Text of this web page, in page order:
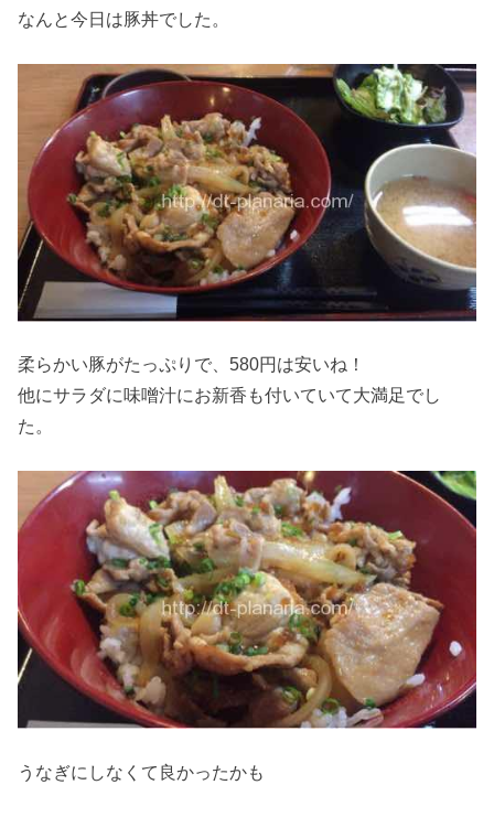
なんと今日は豚丼でした。
柔らかい豚がたっぷりで、580円は安いね！
他にサラダに味噌汁にお新香も付いていて大満足でし
た。
うなぎにしなくて良かったかも